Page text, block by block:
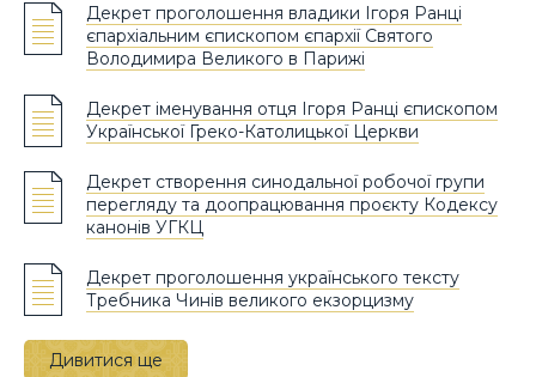
Декрет проголошення владики Ігоря Ранці
єпархіальним єпископом єпархії Святого
Володимира Великого в Парижі
Декрет іменування отця Ігоря Ранці єпископом
Української Греко-Католицької Церкви
Декрет створення синодальної робочої групи
перегляду та доопрацювання проєкту Кодексу
канонів УГКЦ
Декрет проголошення українського тексту
Требника Чинів великого екзорцизму
Дивитися ще